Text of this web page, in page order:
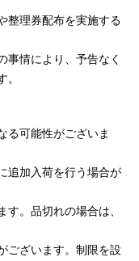
整理券配布を実施する
情により、予告なく
る可能性がございま
追加入荷を行う場合が
。品切れの場合は、
ございます。制限を設